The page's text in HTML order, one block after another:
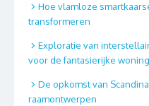
Hoe vlamloze
transformeren
Exploratie van
voor de fantasierijke woning
De opkomst van
raamontwerpen